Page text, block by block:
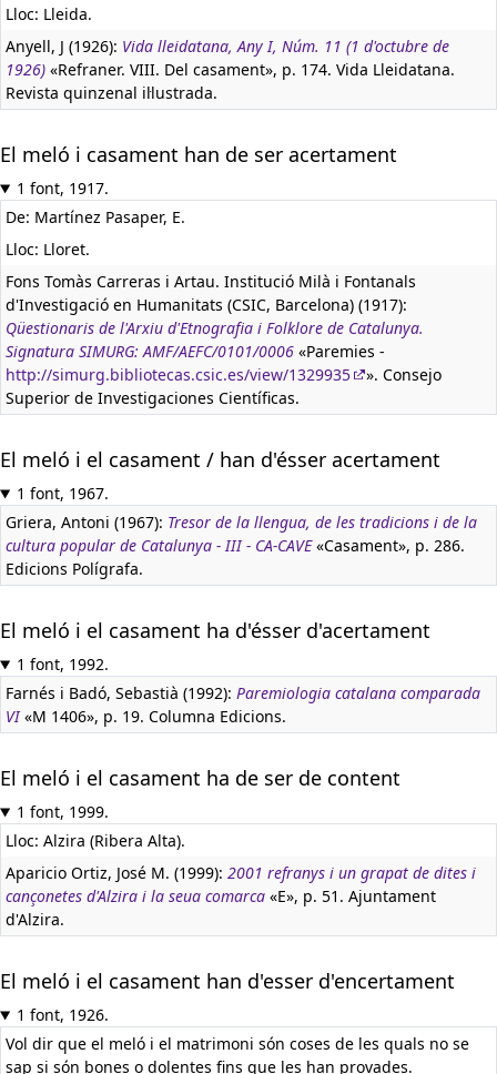
Lloc: Lleida.
Anyell, J (1926): Vida lleidatana, Any I, Núm. 11 (1 d'octubre de
1926) «Refraner. VIII. Del casament», p. 174. Vida Lleidatana.
Revista quinzenal il·lustrada.
El meló i casament han de ser acertament
1 font, 1917.
De: Martínez Pasaper, E.
Lloc: Lloret.
Fons Tomàs Carreras i Artau. Institució Milà i Fontanals
d'Investigació en Humanitats (CSIC, Barcelona) (1917):
Qüestionaris de l'Arxiu d'Etnografia i Folklore de Catalunya.
Signatura SIMURG: AMF/AEFC/0101/0006 «Paremies -
http://simurg.bibliotecas.csic.es/view/1329935
». Consejo
Superior de Investigaciones Científicas.
El meló i el casament / han d'ésser acertament
1 font, 1967.
Griera, Antoni (1967): Tresor de la llengua, de les tradicions i de la
cultura popular de Catalunya - III - CA-CAVE«Casament», p. 286.
Edicions Polígrafa.
El meló i el casament ha d'ésser d'acertament
1 font, 1992.
Farnés i Badó, Sebastià (1992): Paremiologia catalana comparada
VI«M 1406», p. 19. Columna Edicions.
El meló i el casament ha de ser de content
1 font, 1999.
Lloc: Alzira (Ribera Alta).
Aparicio Ortiz, José M. (1999): 2001 refranys i un grapat de dites i
cançonetes d'Alzira i la seua comarca «E», p. 51. Ajuntament
d'Alzira.
El meló i el casament han d'esser d'encertament
1 font, 1926.
Vol dir que el meló i el matrimoni són coses de les quals no se
sap si són bones o dolentes fins que les han provades.